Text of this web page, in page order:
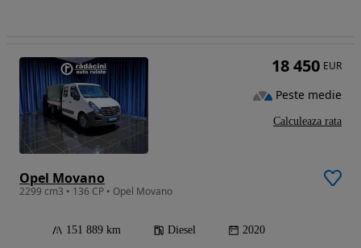
Opel Movano
2299 cm3 • 136 CP • Opel Movano
151 889 km Diesel 2020
18 450 EUR
Peste medie
Calculeaza rata